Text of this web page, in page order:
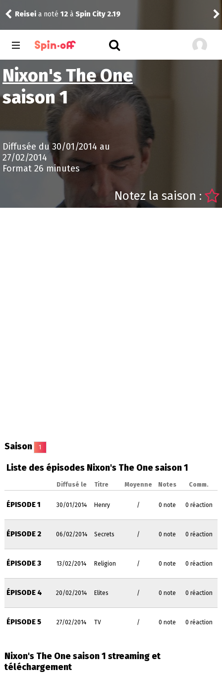
Reisei a noté 12 à Spin City 2.19
Nixon's The One
saison 1
Diffusée du 30/01/2014 au
27/02/2014
Format 26 minutes
Notez la saison :
Saison 1
Liste des épisodes Nixon's The One saison 1
Diffusé le Titre Moyenne Notes Comm.
ÉPISODE 1 30/01/2014 Henry / 0 note 0 réaction
ÉPISODE 2 06/02/2014 Secrets / 0 note 0 réaction
ÉPISODE 3 13/02/2014 Religion / 0 note 0 réaction
ÉPISODE 4 20/02/2014 Elites / 0 note 0 réaction
ÉPISODE 5 27/02/2014 TV / 0 note 0 réaction
Nixon's The One saison 1 streaming et
téléchargement